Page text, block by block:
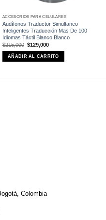
ACCESORIOS PARA CELULARES
Audífonos Traductor Simultaneo
Inteligentes Traducción Mas De 100
Idiomas Táctil Blanco Blanco
$215,000 El
precio
original
era:
$215,000.
$129,000El
actual
es:
$129,000.
AÑADIR AL CARRITO
Colombia